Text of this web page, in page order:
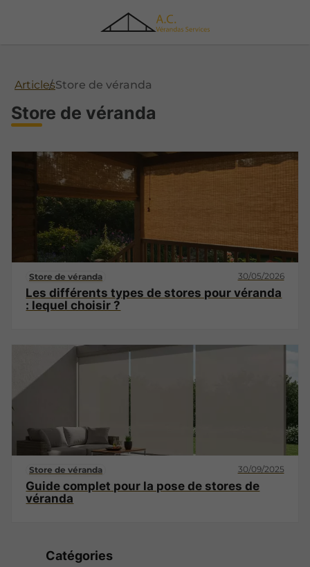
Catégories
ArticlesStore de véranda
Store de véranda
Store de véranda 30/05/2026
Les différents types de stores pour véranda
: lequel choisir ?
Store de véranda 30/09/2025
Guide complet pour la pose de stores de
véranda